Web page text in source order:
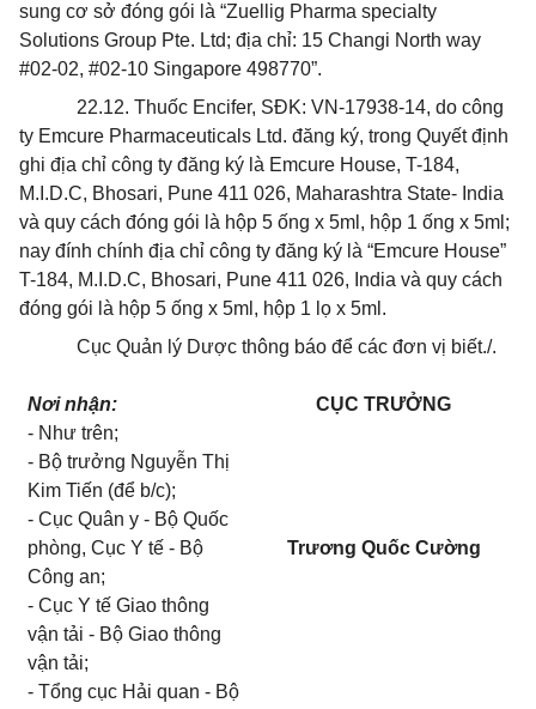
sung cơ sở đóng gói là “Zuellig Pharma specialty
Solutions Group Pte. Ltd; địa chỉ: 15 Changi North way
#02-02, #02-10 Singapore 498770”.
22.12. Thuốc Encifer, SĐK: VN-17938-14, do công
ty Emcure Pharmaceuticals Ltd. đăng ký, trong Quyết định
ghi địa chỉ công ty đăng ký là Emcure House, T-184,
M.I.D.C, Bhosari, Pune 411 026, Maharashtra State- India
và quy cách đóng gói là hộp 5 ống x 5ml, hộp 1 ống x 5ml;
nay đính chính địa chỉ công ty đăng ký là “Emcure House”
T-184, M.I.D.C, Bhosari, Pune 411 026, India và quy cách
đóng gói là hộp 5 ống x 5ml, hộp 1 lọ x 5ml.
Cục Quản lý Dược thông báo để các đơn vị biết./.
Nơi nhận:
- Như trên;
- Bộ trưởng Nguyễn Thị
Kim Tiến (để b/c);
- Cục Quân y - Bộ Quốc
phòng, Cục Y tế - Bộ
Công an;
- Cục Y tế Giao thông
vận tải - Bộ Giao thông
vận tải;
- Tổng cục Hải quan - Bộ
CỤC TRƯỞNG
Trương Quốc Cường